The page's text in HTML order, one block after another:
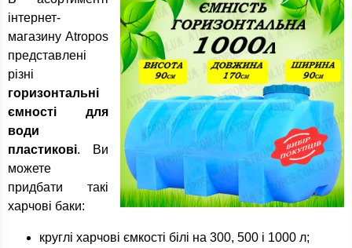
інтернет-
магазину Atropos
представлені
різні
горизонтальні
ємності для
води
пластикові. Ви
можете
придбати такі
харчові баки:
круглі харчові ємкості білі на 300, 500 і 1000 л;